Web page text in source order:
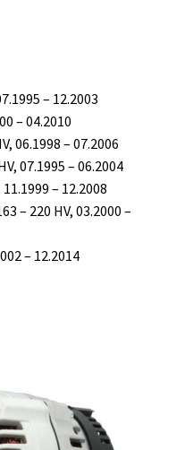
– 12.2003
– 04.2010
06.1998 – 07.2006
07.1995 – 06.2004
11.1999 – 12.2008
– 220 HV, 03.2000 –
– 12.2014